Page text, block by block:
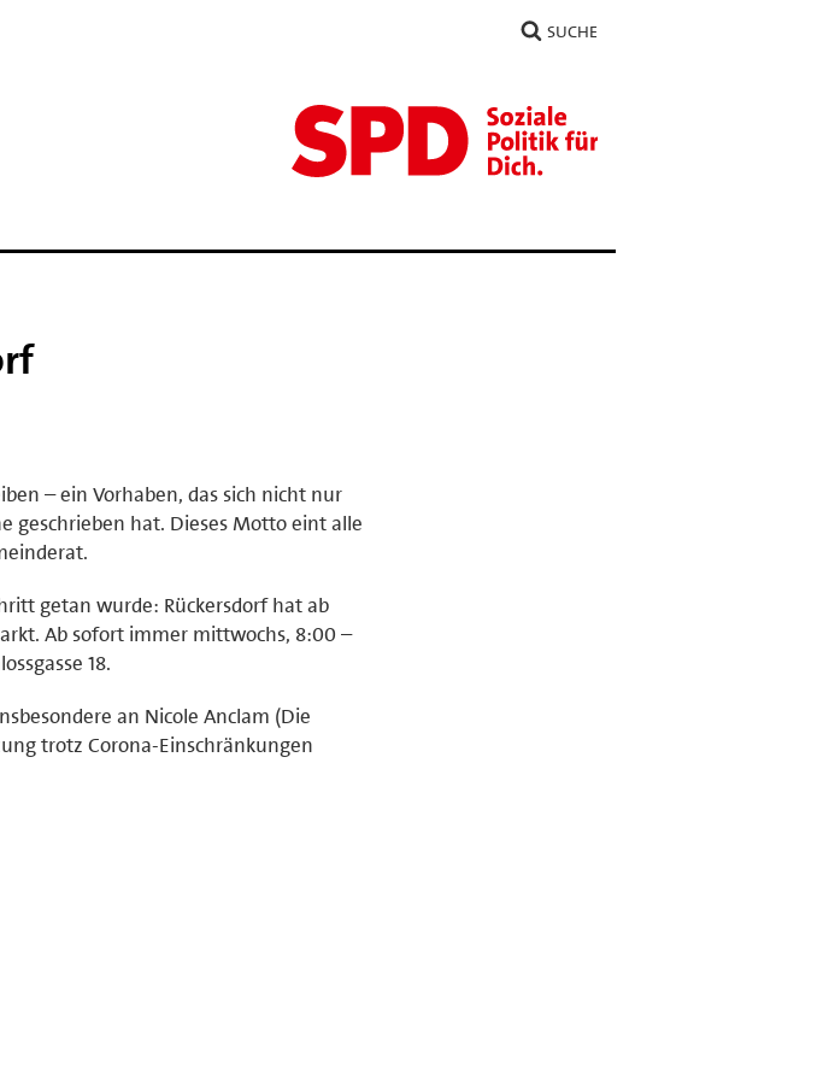
SUCHE
– ein Vorhaben, das sich nicht nur
geschrieben hat. Dieses Motto eint alle
getan wurde: Rückersdorf hat ab
Ab sofort immer mittwochs, 8:00 –
18.
an Nicole Anclam (Die
trotz Corona-Einschränkungen